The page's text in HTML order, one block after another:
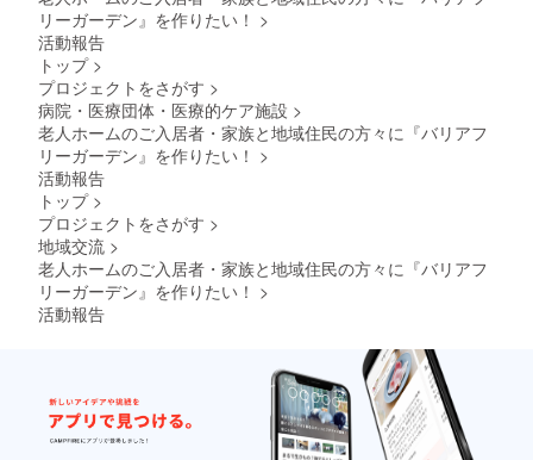
リーガーデン』を作りたい！ >
活動報告
トップ >
プロジェクトをさがす >
病院・医療団体・医療的ケア施設 >
老人ホームのご入居者・家族と地域住民の方々に『バリアフ
リーガーデン』を作りたい！ >
活動報告
トップ >
プロジェクトをさがす >
地域交流 >
老人ホームのご入居者・家族と地域住民の方々に『バリアフ
リーガーデン』を作りたい！ >
活動報告